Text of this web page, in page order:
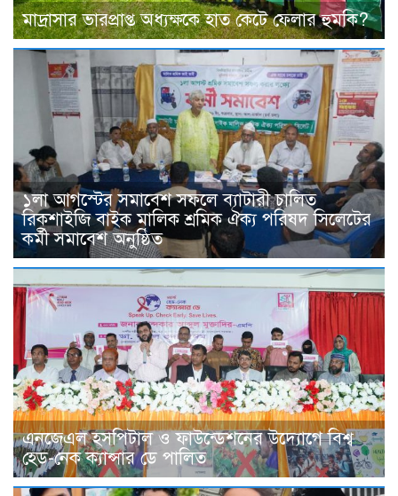
মাদ্রাসার ভারপ্রাপ্ত অধ্যক্ষকে হাত কেটে ফেলার হুমকি?
১লা আগস্টের সমাবেশ সফলে ব্যাটারী চালিত
রিকশাইজি বাইক মালিক শ্রমিক ঐক্য পরিষদ সিলেটের
কর্মী সমাবেশ অনুষ্ঠিত
এনজেএল হসপিটাল ও ফাউন্ডেশনের উদ্যোগে বিশ্ব
হেড-নেক ক্যান্সার ডে পালিত